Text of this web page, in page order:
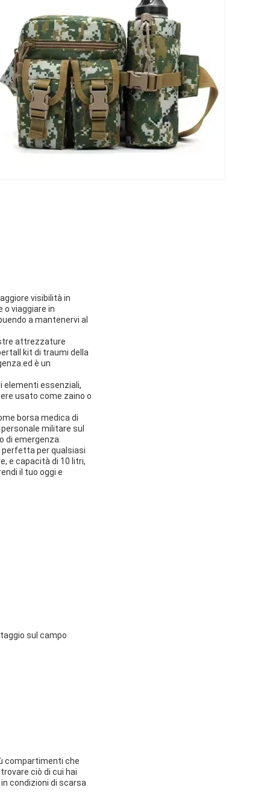
visibilità in
viaggiare in
a mantenervi al
attrezzature
kit di traumi della
è un
elementi essenziali,
usato come zaino o
borsa medica di
militare sul
di emergenza.
per qualsiasi
e capacità di 10 litri,
il tuo oggi e
sul campo
compartimenti che
ciò di cui hai
condizioni di scarsa